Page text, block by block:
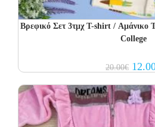
Βρεφικό Σετ 3τμχ T-shirt / Αμάνικο
College
20.00€
price